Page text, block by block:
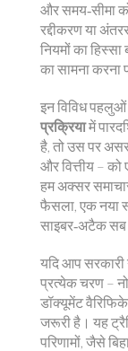
और समय‑सीमा
रद्दीकरण या
नियमों का
का सामना करना
इन विविध पहलुओं
प्रक्रियामें
है, तो उस पर
और वित्तीय –
हम अक्सर
फैसला, एक नया
साइबर‑अटैक सब
यदि आप सरकारी
प्रत्येक चरण –
डॉक्यूमेंट
जरूरी है। यह
परिणामों, जैसे